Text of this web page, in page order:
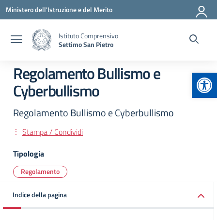
Vai ai contenuti
Vai al menu di navigazione
Vai al footer
Ministero dell'Istruzione e del Merito
Istituto Comprensivo
Settimo San Pietro
Regolamento Bullismo e
Cyberbullismo
Regolamento Bullismo e Cyberbullismo
Stampa / Condividi
Tipologia
Regolamento
Indice della pagina